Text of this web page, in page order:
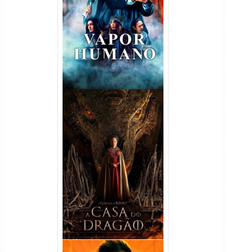
Vapor Humano 1ª Temporada
Torrent (2026) WEB-DL 1080p
Dual Áudio
A Casa do Dragão 1ª
Temporada Torrent (2022)
WEB-DL 720p/1080p Dual
Áudio